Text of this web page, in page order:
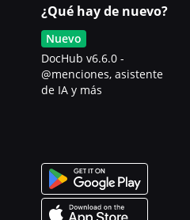
¿Qué hay de nuevo?
Nuevo
DocHub v6.6.0 -
@menciones, asistente
de IA y más